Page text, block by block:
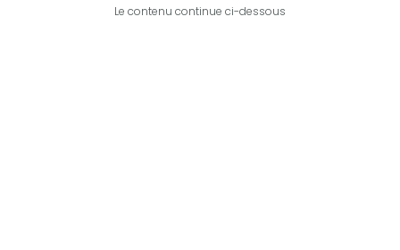
Le contenu continue ci-dessous